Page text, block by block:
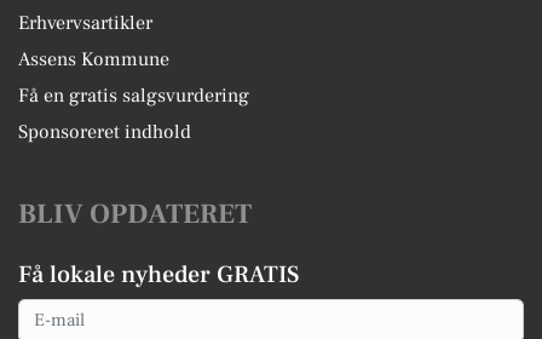
Erhvervsartikler
Assens Kommune
Få en gratis salgsvurdering
Sponsoreret indhold
BLIV OPDATERET
Få lokale nyheder GRATIS
Email